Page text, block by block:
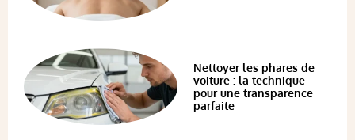
Nettoyer les phares de
voiture : la technique
pour une transparence
parfaite